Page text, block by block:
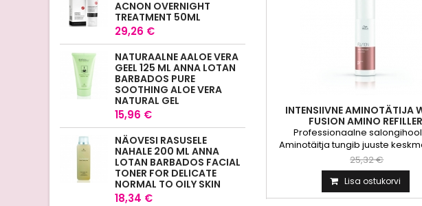
ACNON OVERNIGHT
TREATMENT 50ML
29,26 €
NATURAALNE AALOE VERA
GEEL 125 ML ANNA LOTAN
BARBADOS PURE
SOOTHING ALOE VERA
NATURAL GEL
15,96 €
NÄOVESI RASUSELE
NAHALE 200 ML ANNA
LOTAN BARBADOS FACIAL
TONER FOR DELICATE
NORMAL TO OILY SKIN
18,34 €
INTENSIIVNE AMINOTÄTIJA
FUSION AMINO REFILLER
Professionaalne
Aminotäitja tungib juuste
täidab...
25,32 €
Lisa ostukorvi